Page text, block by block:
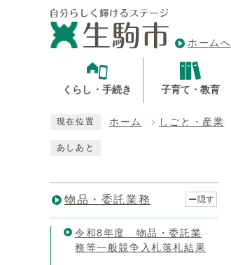
ホームへ
くらし・手続き 子育て・教育
現在位置 ホーム しごと・産業
あしあと
物品・委託業務 隠す
令和8年度 物品・委託業
務等一般競争入札落札結果